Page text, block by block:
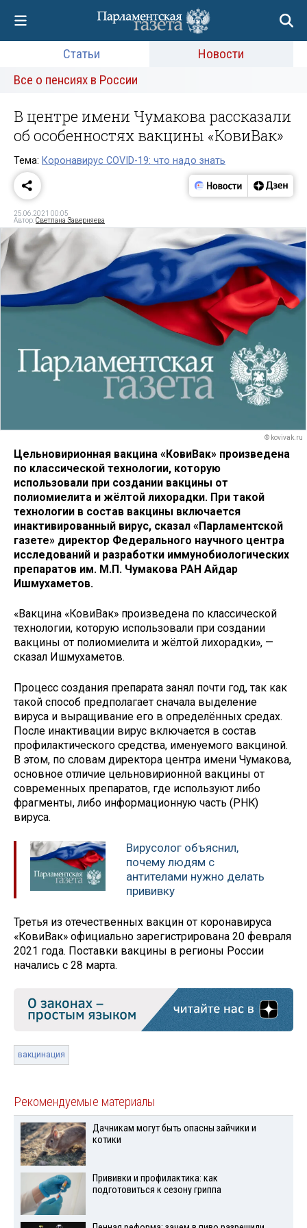
Статьи
Новости
Все о пенсиях в России
В центре имени Чумакова рассказали
об особенностях вакцины «КовиВак»
Тема: Коронавирус COVID-19: что надо знать
25.06.2021 00:05
Автор:Светлана Заверняева
© kovivak.ru
Цельновирионная вакцина «КовиВак» произведена
по классической технологии, которую
использовали при создании вакцины от
полиомиелита и жёлтой лихорадки. При такой
технологии в состав вакцины включается
инактивированный вирус, сказал «Парламентской
газете» директор Федерального научного центра
исследований и разработки иммунобиологических
препаратов им. М.П. Чумакова РАН Айдар
Ишмухаметов.
«Вакцина «КовиВак» произведена по классической
технологии, которую использовали при создании
вакцины от полиомиелита и жёлтой лихорадки», —
сказал Ишмухаметов.
Процесс создания препарата занял почти год, так как
такой способ предполагает сначала выделение
вируса и выращивание его в определённых средах.
После инактивации вирус включается в состав
профилактического средства, именуемого вакциной.
В этом, по словам директора центра имени Чумакова,
основное отличие цельновирионной вакцины от
современных препаратов, где используют либо
фрагменты, либо информационную часть (РНК)
вируса.
Вирусолог объяснил,
почему людям с
антителами нужно делать
прививку
Третья из отечественных вакцин от коронавируса
«КовиВак» официально зарегистрирована 20 февраля
2021 года. Поставки вакцины в регионы России
начались с 28 марта.
вакцинация
Рекомендуемые материалы
Дачникам могут быть опасны зайчики и
котики
Прививки и профилактика: как
подготовиться к сезону гриппа